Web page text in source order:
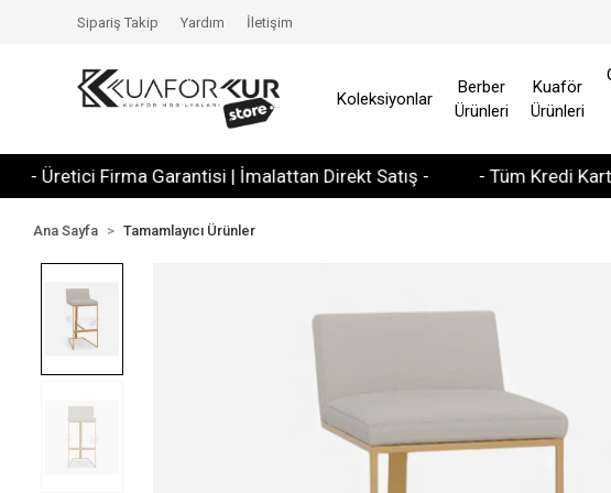
Firma Garantisi | İmalattan Direkt Satış - - Tüm Kredi Kartlarına
Sipariş Takip Yardım İletişim
Koleksiyonlar
Berber
Ürünleri
Kuaför
Ürünleri
Ana Sayfa Tamamlayıcı Ürünler